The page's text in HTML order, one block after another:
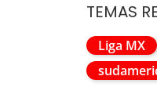
TEMAS
Liga MX